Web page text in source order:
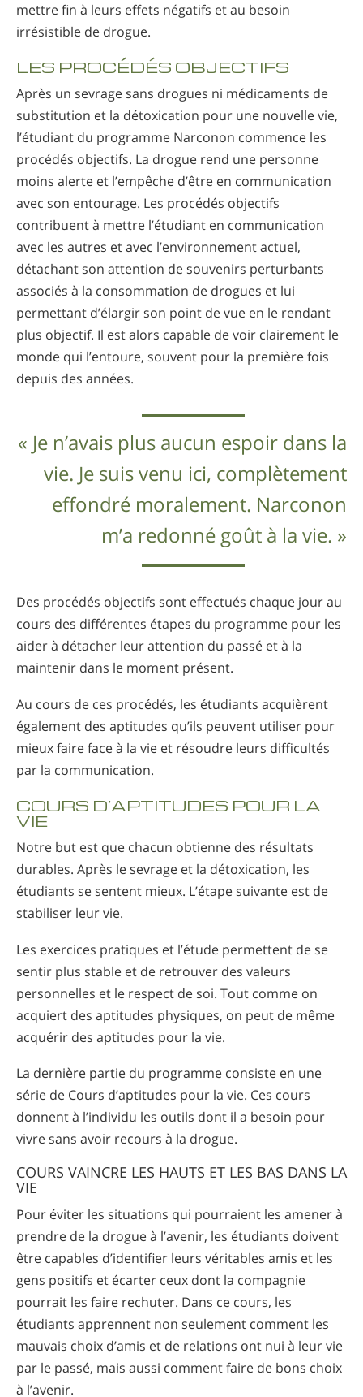
mettre fin à leurs effets négatifs et au besoin
irrésistible de drogue.
LES PROCÉDÉS OBJECTIFS
Après un sevrage sans drogues ni médicaments de
substitution et la détoxication pour une nouvelle vie,
l’étudiant du programme Narconon commence les
procédés objectifs. La drogue rend une personne
moins alerte et l’empêche d’être en communication
avec son entourage. Les procédés objectifs
contribuent à mettre l’étudiant en communication
avec les autres et avec l’environnement actuel,
détachant son attention de souvenirs perturbants
associés à la consommation de drogues et lui
permettant d’élargir son point de vue en le rendant
plus objectif. Il est alors capable de voir clairement le
monde qui l’entoure, souvent pour la première fois
depuis des années.
« Je n’avais plus aucun espoir dans la
vie. Je suis venu ici, complètement
effondré moralement. Narconon
m’a redonné goût à la vie. »
Des procédés objectifs sont effectués chaque jour au
cours des différentes étapes du programme pour les
aider à détacher leur attention du passé et à la
maintenir dans le moment présent.
Au cours de ces procédés, les étudiants acquièrent
également des aptitudes qu’ils peuvent utiliser pour
mieux faire face à la vie et résoudre leurs difficultés
par la communication.
COURS D’APTITUDES POUR LA
VIE
Notre but est que chacun obtienne des résultats
durables. Après le sevrage et la détoxication, les
étudiants se sentent mieux. L’étape suivante est de
stabiliser leur vie.
Les exercices pratiques et l’étude permettent de se
sentir plus stable et de retrouver des valeurs
personnelles et le respect de soi. Tout comme on
acquiert des aptitudes physiques, on peut de même
acquérir des aptitudes pour la vie.
La dernière partie du programme consiste en une
série de Cours d’aptitudes pour la vie. Ces cours
donnent à l’individu les outils dont il a besoin pour
vivre sans avoir recours à la drogue.
COURS VAINCRE LES HAUTS ET LES BAS DANS LA
VIE
Pour éviter les situations qui pourraient les amener à
prendre de la drogue à l’avenir, les étudiants doivent
être capables d’identifier leurs véritables amis et les
gens positifs et écarter ceux dont la compagnie
pourrait les faire rechuter. Dans ce cours, les
étudiants apprennent non seulement comment les
mauvais choix d’amis et de relations ont nui à leur vie
par le passé, mais aussi comment faire de bons choix
à l’avenir.